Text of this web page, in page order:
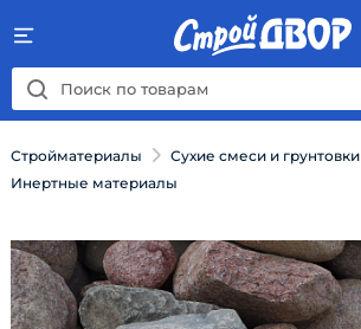
Стройматериалы
Сухие смеси и грунтовки
Инертные материалы